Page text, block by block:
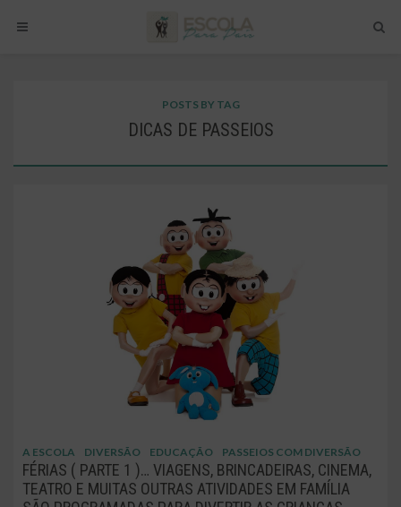
POSTS BY TAG
DICAS DE PASSEIOS
A ESCOLA DIVERSÃO EDUCAÇÃO PASSEIOS COM DIVERSÃO
FÉRIAS ( PARTE 1 )… VIAGENS, BRINCADEIRAS, CINEMA,
TEATRO E MUITAS OUTRAS ATIVIDADES EM FAMÍLIA